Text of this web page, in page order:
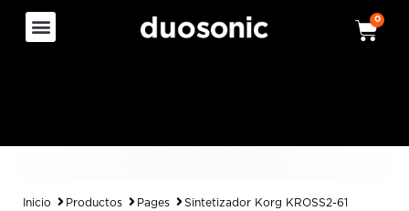
0
Inicio Productos Pages Sintetizador Korg KROSS2-61